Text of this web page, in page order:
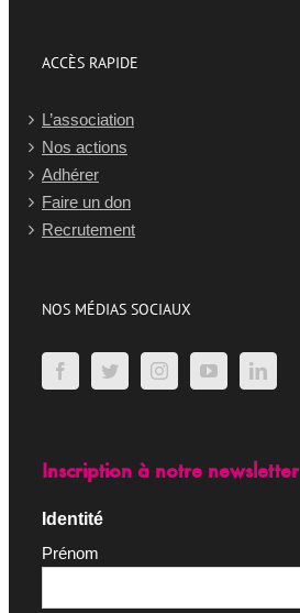
ACCÈS RAPIDE
L’association
Nos actions
Adhérer
Faire un don
Recrutement
NOS MÉDIAS SOCIAUX
Inscription à notre newsletter
Identité
Prénom